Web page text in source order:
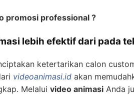
promosi professional ?
lebih efektif dari pada
ketertarikan calon
videoanimasi.id akan
Melalui video animasi Anda